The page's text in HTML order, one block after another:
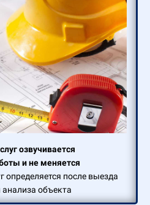
озвучивается
и не меняется
определяется после выезда
анализа объекта